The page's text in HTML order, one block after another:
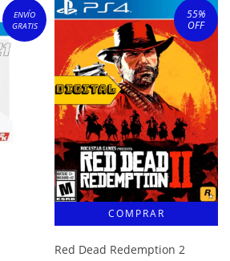
ENVÍO
GRATIS
55%
OFF
Red Dead Redemption 2